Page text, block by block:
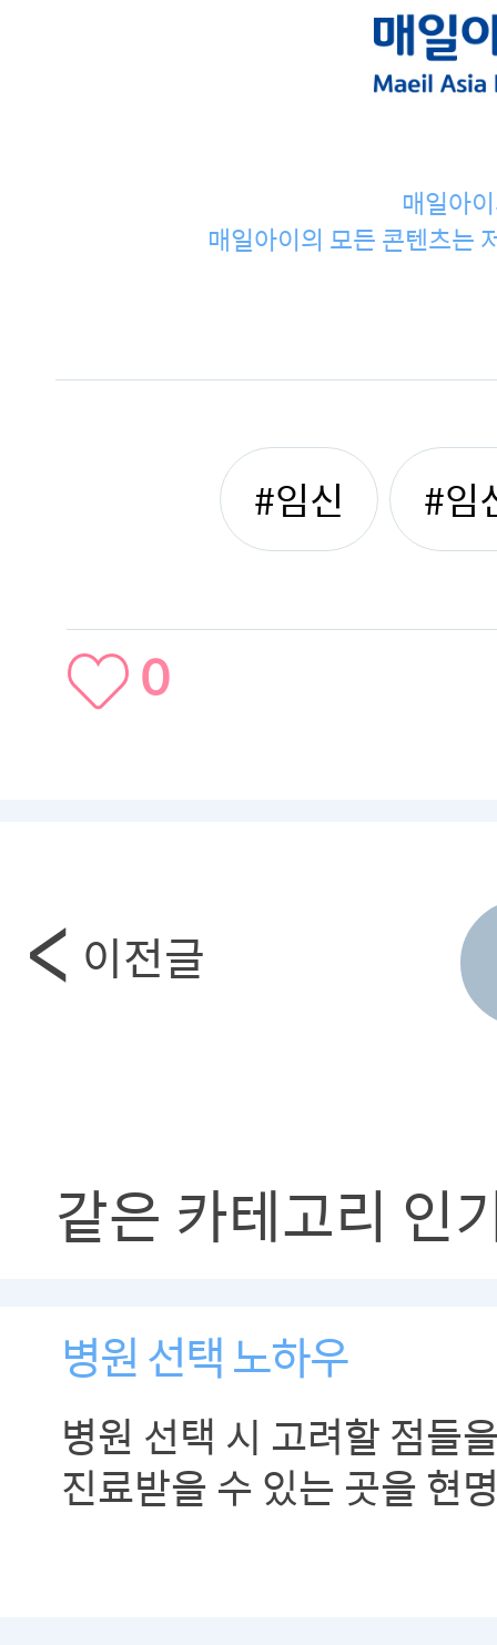
매일아
매일아이의 모든 콘텐츠는
#임신 #임
0
이전글
같은 카테고리 인
병원 선택 노하우
병원 선택 시 고려할 점들
진료받을 수 있는 곳을 현